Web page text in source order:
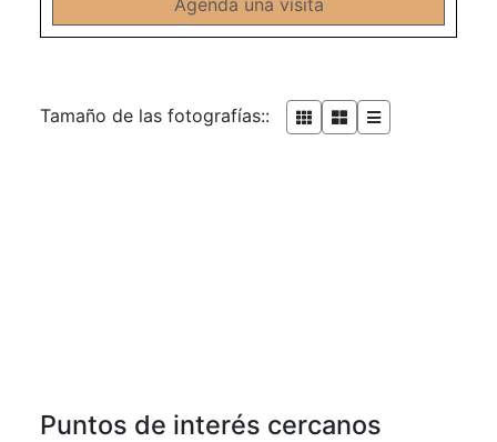
Agenda una visita
Tamaño de las fotografías::
Puntos de interés cercanos